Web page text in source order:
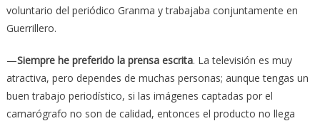
voluntario del periódico Granma y trabajaba conjuntamente en
Guerrillero.
—Siempre he preferido la prensa escrita. La televisión es muy
atractiva, pero dependes de muchas personas; aunque tengas un
buen trabajo periodístico, si las imágenes captadas por el
camarógrafo no son de calidad, entonces el producto no llega